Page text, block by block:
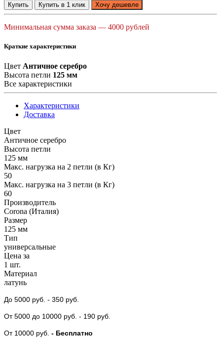
Купить Купить в 1 клик Хочу дешевле
Минимальная сумма заказа — 4000 рублей
Краткие характеристики
Цвет Античное серебро
Высота петли 125 мм
Все характеристики
Характеристики
Доставка
Цвет
Античное серебро
Высота петли
125 мм
Макс. нагрузка на 2 петли (в Кг)
50
Макс. нагрузка на 3 петли (в Кг)
60
Производитель
Corona (Италия)
Размер
125 мм
Тип
универсальные
Цена за
1 шт.
Материал
латунь
До 5000 руб. - 350 руб.
От 5000 до 10000 руб. - 190 руб.
От 10000 руб. - Бесплатно